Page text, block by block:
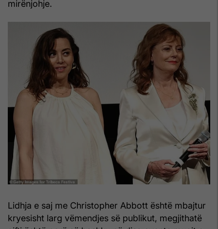
mirënjohje.
Lidhja e saj me Christopher Abbott është mbajtur
kryesisht larg vëmendjes së publikut, megjithatë